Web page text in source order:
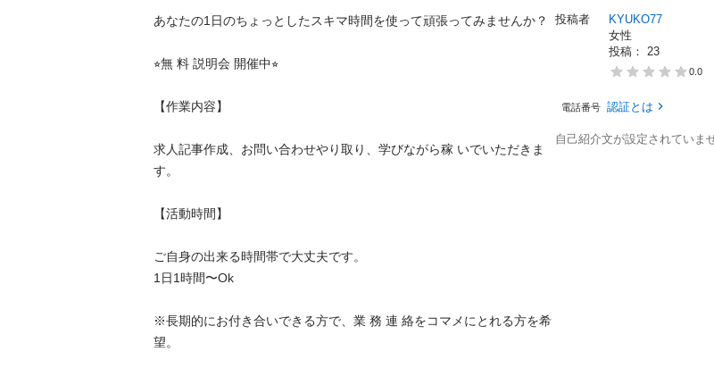
あなたの1日のちょっとしたスキマ時間を使って頑張ってみませんか？
⭐︎無 料 説明会 開催中⭐︎
【作業内容】
求人記事作成、お問い合わせやり取り、学びながら稼 いでいただきま
す。
【活動時間】
ご自身の出来る時間帯で大丈夫です。
1日1時間〜Ok
※長期的にお付き合いできる方で、業 務 連 絡をコマメにとれる方を希
望。
投稿者
KYUKO77
女性
投稿： 23
0.0
電話番号 認証とは
自己紹介文が設定されていま